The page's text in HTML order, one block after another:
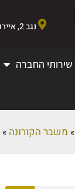
נגב 2, איירפורט סיטי
שירותי החברה
» משבר הקורונה »